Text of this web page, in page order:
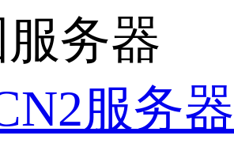
务器
服务器